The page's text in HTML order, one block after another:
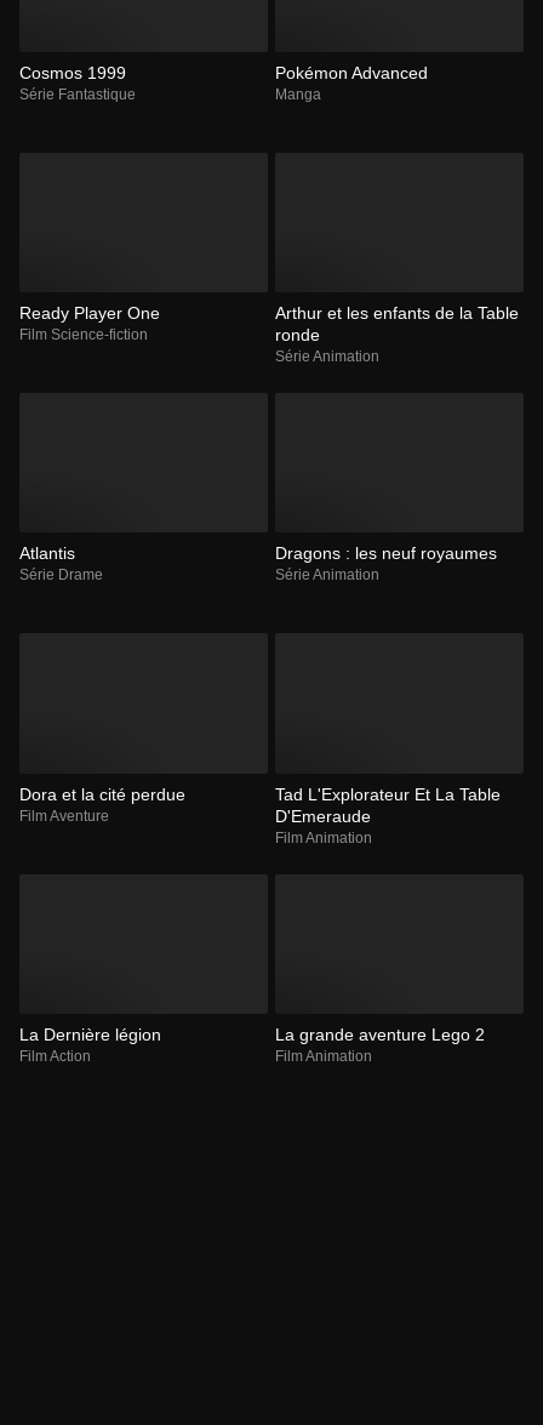
Cosmos 1999
Série Fantastique
Pokémon Advanced
Manga
Ready Player One
Film Science-fiction
Arthur et les enfants de la Table
ronde
Série Animation
Atlantis
Série Drame
Dragons : les neuf royaumes
Série Animation
Dora et la cité perdue
Film Aventure
Tad L'Explorateur Et La Table
D'Emeraude
Film Animation
La Dernière légion
Film Action
La grande aventure Lego 2
Film Animation